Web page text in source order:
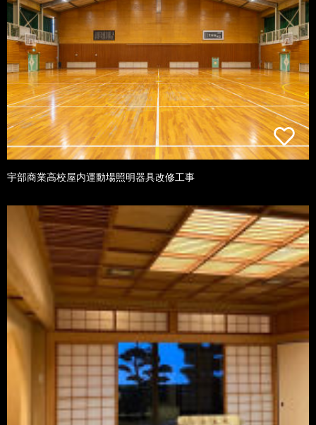
宇部商業高校屋内運動場照明器具改修工事